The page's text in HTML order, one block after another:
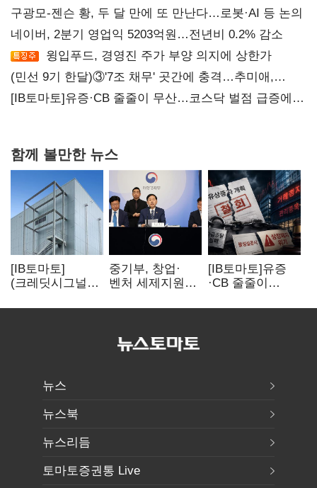
구광모-젠슨 황, 두 달 만에 또 만난다…로봇·AI 등 논의
네이버, 2분기 영업익 5203억원…전년비 0.2% 감소
윙입푸드, 경영진 주가 부양 의지에 상한가
(민선 9기 한달)③'7조 채무' 곳간에 충격…추미애,
20년만에 '비상재정' 선언 승부수
[IB토마토]유증·CB 줄줄이 무산…코스닥 벌점 급증에
함께 볼만한 뉴스
[IB토마토]
(크레딧시그널)
수혜에도
중기부, 창업·
벤처 세제지원
사업승계
[IB토마토]유증
·CB 줄줄이
벌점 급증에 상폐
뉴스
뉴스북
뉴스리듬
토마토증권통 Live